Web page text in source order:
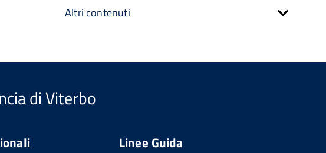
Altri contenuti
di Viterbo
Linee Guida